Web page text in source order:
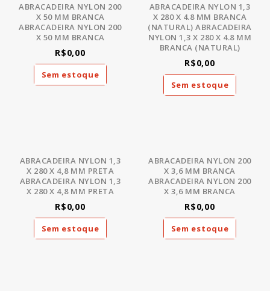
ABRACADEIRA NYLON 200
X 50 MM BRANCA
ABRACADEIRA NYLON 200
X 50 MM BRANCA
R$0,00
Sem estoque
ABRACADEIRA NYLON 1,3
X 280 X 4.8 MM BRANCA
(NATURAL) ABRACADEIRA
NYLON 1,3 X 280 X 4.8 MM
BRANCA (NATURAL)
R$0,00
Sem estoque
ABRACADEIRA NYLON 1,3
X 280 X 4,8 MM PRETA
ABRACADEIRA NYLON 1,3
X 280 X 4,8 MM PRETA
R$0,00
Sem estoque
ABRACADEIRA NYLON 200
X 3,6 MM BRANCA
ABRACADEIRA NYLON 200
X 3,6 MM BRANCA
R$0,00
Sem estoque